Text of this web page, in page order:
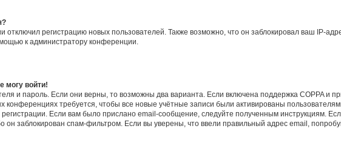
регистрацию новых пользователей. Также возможно, что он заблокировал ваш IP-
к администратору конференции.
могу войти!
и пароль. Если они верны, то возможны два варианта. Если включена поддержка COPPA и
конференциях требуется, чтобы все новые учётные записи были активированы
Если вам было прислано email-сообщение, следуйте полученным инструкциям.
он заблокирован спам-фильтром. Если вы уверены, что ввели правильный адрес email,